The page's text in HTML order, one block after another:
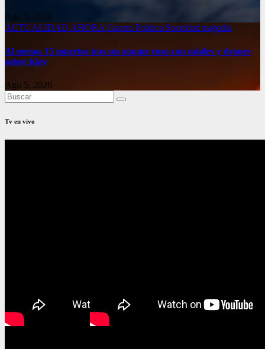
Ago 5, 2026
ACTUALIDAD AHORA Guerra Politica Sociedad tragedia
Al menos 15 muertos tras un ataque ruso con misiles y drones
sobre Kiev
Ago 5, 2026
Tv en vivo